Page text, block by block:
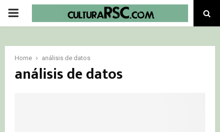
PRIMARY
Home análisis de datos
análisis de datos